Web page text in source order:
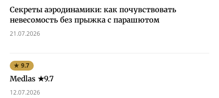
Секреты аэродинамики: как почувствовать
невесомость без прыжка с парашютом
21.07.2026
★ 9.7
Medlas ★9.7
12.07.2026